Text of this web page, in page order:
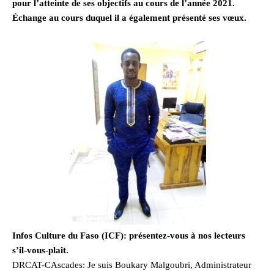
pour l’atteinte de ses objectifs au cours de l’année 2021.
Échange au cours duquel il a également présenté ses vœux.
Infos Culture du Faso (ICF): présentez-vous à nos lecteurs
s’il-vous-plaît.
DRCAT-CAscades: Je suis Boukary Malgoubri, Administrateur